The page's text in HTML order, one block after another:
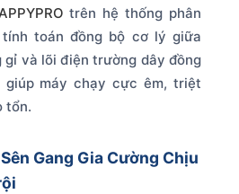
trên hệ thống phân
toán đồng bộ cơ lý giữa
và lõi điện trường dây đồng
giúp máy chạy cực êm, triệt
tổn.
Gang Gia Cường Chịu